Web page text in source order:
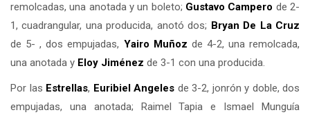
remolcadas, una anotada y un boleto; Gustavo Campero de 2-
1, cuadrangular, una producida, anotó dos; Bryan De La Cruz
de 5- , dos empujadas, Yairo Muñoz de 4-2, una remolcada,
una anotada y Eloy Jiménez de 3-1 con una producida.
Por las Estrellas, Euribiel Angeles de 3-2, jonrón y doble, dos
empujadas, una anotada; Raimel Tapia e Ismael Munguía